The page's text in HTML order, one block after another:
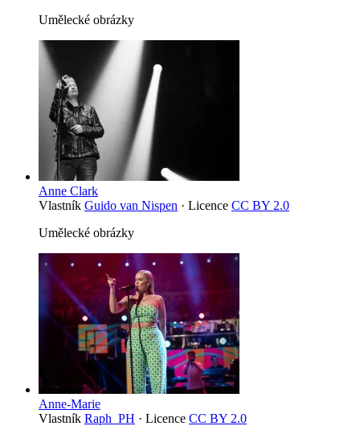
Umělecké obrázky
Anne Clark
Vlastník Guido van Nispen · Licence CC BY 2.0
Umělecké obrázky
Anne-Marie
Vlastník Raph_PH · Licence CC BY 2.0